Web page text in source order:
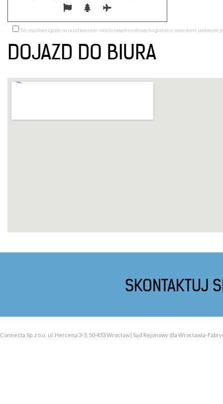
Tak, wyrażam zgodę na przetwarzanie moich danych osobowych zgodnie z warunkami podanymi
DOJAZD DO BIURA
SKONTAKTUJ
Connecta Sp. z o.o., ul. Hercena 3-5, 50-453 Wrocław | Sąd Rejonowy dla Wrocławia-